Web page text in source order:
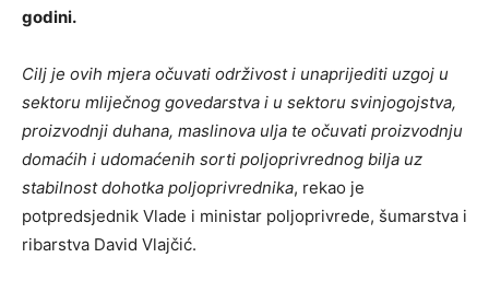
godini.
Cilj je ovih mjera očuvati održivost i unaprijediti uzgoj u
sektoru mliječnog govedarstva i u sektoru svinjogojstva,
proizvodnji duhana, maslinova ulja te očuvati proizvodnju
domaćih i udomaćenih sorti poljoprivrednog bilja uz
stabilnost dohotka poljoprivrednika, rekao je
potpredsjednik Vlade i ministar poljoprivrede, šumarstva i
ribarstva David Vlajčić.